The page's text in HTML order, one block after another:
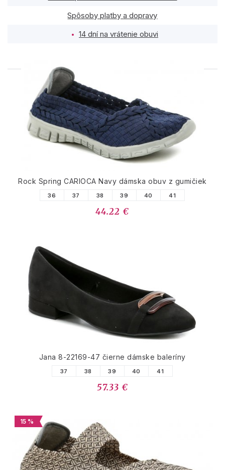
Spôsoby platby a dopravy
14 dní na vrátenie obuvi
PODOBNÉ PRODUKTY
Rock Spring CARIOCA Navy dámska obuv z gumičiek
36 37 38 39 40 41
44.22 €
Jana 8-22169-47 čierne dámske baleríny
37 38 39 40 41
57.33 €
15 %